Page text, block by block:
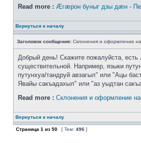
Read more : Æгæрон буныг дзы дæн -
Вернуться к началу
Заголовок сообщения: Склонения и оформление
Добрый день! Скажите пожалуйста, есть
существительной. Например, языки
путунхуа/тандруй авзагыл" или "Ацы
Явайы сакъадахыл" или "аз уыдтан
Read more : Склонения и оформление
Вернуться к началу
Страница 1 из 50 [ Тем: 496 ]